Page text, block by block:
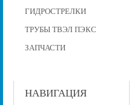
ГИДРОСТРЕЛКИ
ТРУБЫ ТВЭЛ ПЭКС
ЗАПЧАСТИ
НАВИГАЦИЯ